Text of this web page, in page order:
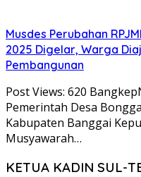
Musdes Perubahan
2025 Digelar, Warga
Pembangunan
Post Views: 620
Pemerintah Desa
Kabupaten Banggai
Musyawarah…
KETUA KADIN SUL-